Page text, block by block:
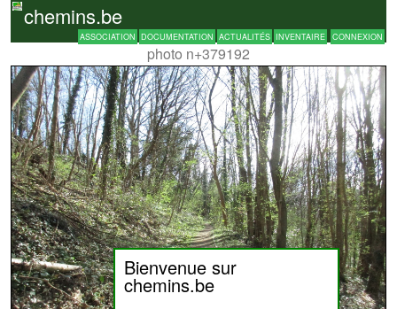
chemins.be
ASSOCIATION DOCUMENTATION ACTUALITÉS INVENTAIRE CONNEXION
photo n+379192
Bienvenue sur
chemins.be